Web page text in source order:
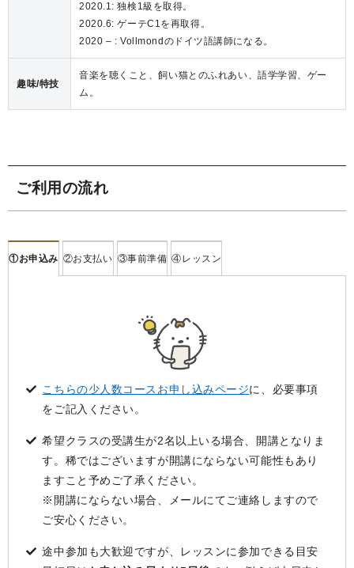
2020.1: 独検1級を取得。
2020.6: ゲーテC1を再取得。
2020 – : Vollmondのドイツ語講師になる。
趣味/特技
音楽を聴くこと、飼い猫とのふれあい、語学学習、ゲー
ム。
ご利用の流れ
お申込み お支払い 事前準備 レッスン
こちらの少人数コースお申し込みページに、必要事項
をご記入ください。
希望クラスの受講生が2名以上いる場合、開講となりま
す。稀ではございますが開講にならない可能性もあり
ますこと予めご了承ください。
※開講にならない場合、メールにてご連絡しますので
ご安心ください。
途中参加も大歓迎ですが、レッスンに参加できる目安